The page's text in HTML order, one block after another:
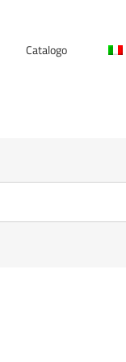
Catalogo